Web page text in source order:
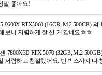
말 좋아요!
RTX5060 (16GB, M.2 500GB) 외
보니 저렴하게 잘 산 거 같네요ㅎㅎ
RTX 5070 (32GB, M.2